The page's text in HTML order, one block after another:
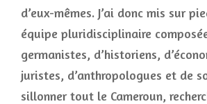
d’eux-mêmes. J’ai donc mis sur
équipe pluridisciplinaire
germanistes, d’historiens,
juristes, d’anthropologues et de
sillonner tout le Cameroun,